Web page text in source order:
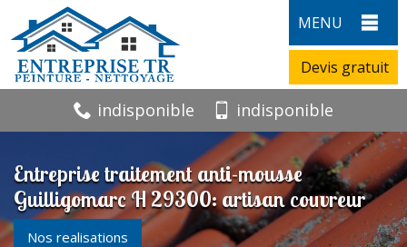
MENU
Devis gratuit
indisponible indisponible
Entreprise traitement anti-mousse
Guilligomarc H 29300: artisan couvreur
Nos realisations